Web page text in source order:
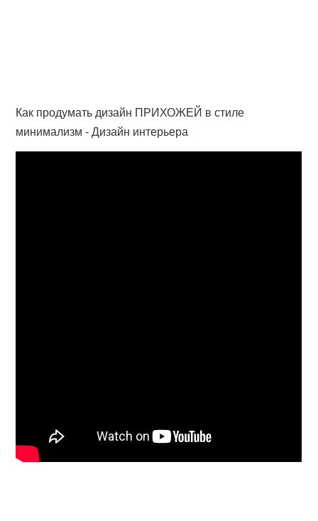
Как продумать дизайн ПРИХОЖЕЙ в стиле
минимализм - Дизайн интерьера